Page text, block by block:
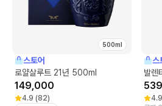
500ml
스토어
로얄살루트 21년 500ml
149,000
4.9 (82)
스
발렌
4.9